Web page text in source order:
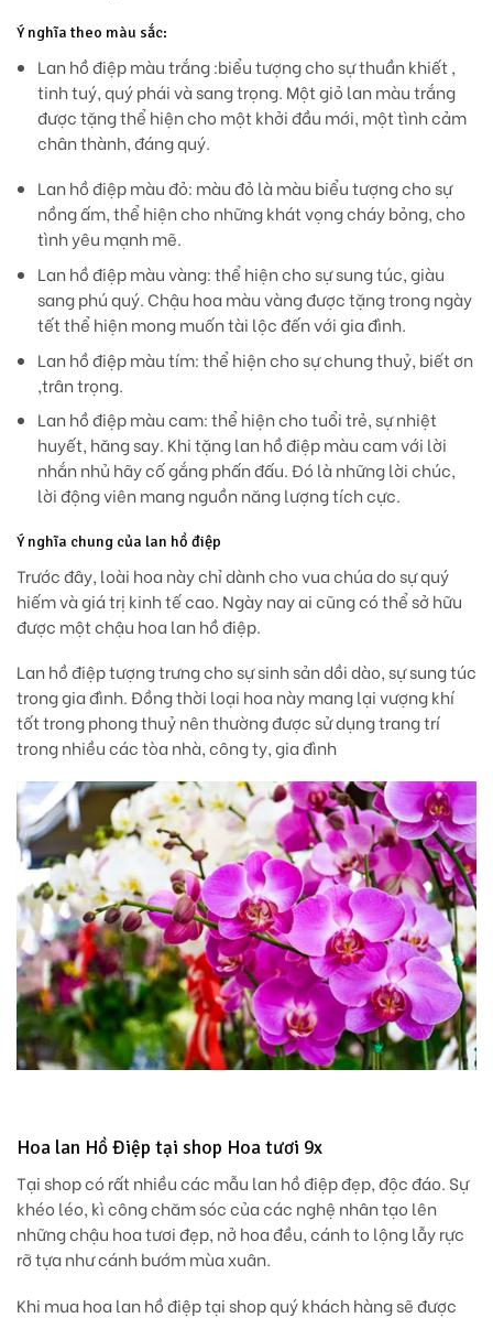
Ý nghĩa theo màu sắc:
Lan hồ điệp màu trắng :biểu tượng cho sự thuần khiết ,
tinh tuý, quý phái và sang trọng. Một giỏ lan màu trắng
được tặng thể hiện cho một khởi đầu mới, một tình cảm
chân thành, đáng quý.
Lan hồ điệp màu đỏ: màu đỏ là màu biểu tượng cho sự
nồng ấm, thể hiện cho những khát vọng cháy bỏng, cho
tình yêu mạnh mẽ.
Lan hồ điệp màu vàng: thể hiện cho sự sung túc, giàu
sang phú quý. Chậu hoa màu vàng được tặng trong ngày
tết thể hiện mong muốn tài lộc đến với gia đình.
Lan hồ điệp màu tím: thể hiện cho sự chung thuỷ, biết ơn
,trân trọng.
Lan hồ điệp màu cam: thể hiện cho tuổi trẻ, sự nhiệt
huyết, hăng say. Khi tặng lan hồ điệp màu cam với lời
nhắn nhủ hãy cố gắng phấn đấu. Đó là những lời chúc,
lời động viên mang nguồn năng lượng tích cực.
Ý nghĩa chung của lan hồ điệp
Trước đây, loài hoa này chỉ dành cho vua chúa do sự quý
hiếm và giá trị kinh tế cao. Ngày nay ai cũng có thể sở hữu
được một chậu hoa lan hồ điệp.
Lan hồ điệp tượng trưng cho sự sinh sản dồi dào, sự sung túc
trong gia đình. Đồng thời loại hoa này mang lại vượng khí
tốt trong phong thuỷ nên thường được sử dụng trang trí
trong nhiều các tòa nhà, công ty, gia đình
Hoa lan Hồ Điệp tại shop Hoa tươi 9x
Tại shop có rất nhiều các mẫu lan hồ điệp đẹp, độc đáo. Sự
khéo léo, kì công chăm sóc của các nghệ nhân tạo lên
những chậu hoa tươi đẹp, nở hoa đều, cánh to lộng lẫy rực
rỡ tựa như cánh bướm mùa xuân.
Khi mua hoa lan hồ điệp tại shop quý khách hàng sẽ được